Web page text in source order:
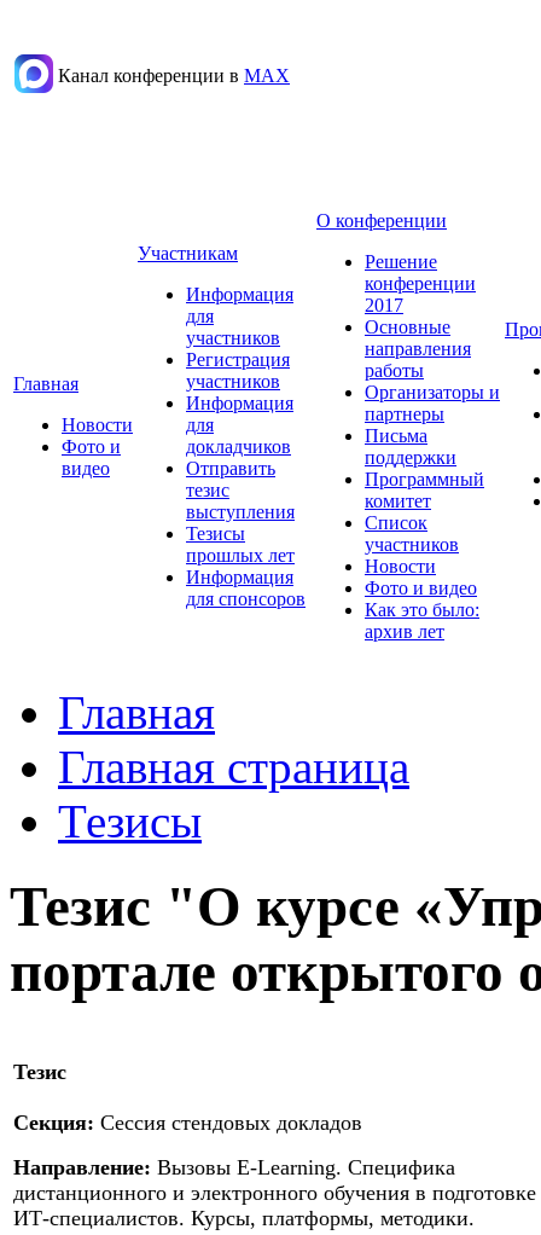
Канал конференции в МАХ
Главная
Новости
Фото и
видео
Участникам
Информация
для
участников
Регистрация
участников
Информация
для
докладчиков
Отправить
тезис
выступления
Тезисы
прошлых лет
Информация
для спонсоров
О конференции
Решение
конференции
2017
Основные
направления
работы
Организаторы и
партнеры
Письма
поддержки
Программный
комитет
Список
участников
Новости
Фото и видео
Как это было:
архив лет
Главная
Главная страница
Тезисы
Тезис "О курсе
портале открытого
Тезис
Секция: Сессия стендовых докладов
Направление: Вызовы E-Learning. Специфика
дистанционного и электронного обучения в подготовке
ИТ-специалистов. Курсы, платформы, методики.